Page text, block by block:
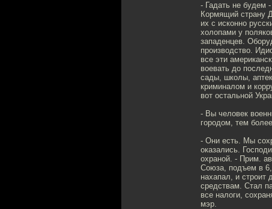
- Гадать не будем
Кормящий страну
их с исконно
холопами у
западенцев.
производство.
все эти
воевать до
сады, школы,
криминалом и
вот остальной
- Вы человек
городом, тем
- Они есть. Мы
оказались.
охраной. - Прим.
Союза, подъем в 6,
нахапал, и строит
средствам. Стал
все налоги,
мэр.